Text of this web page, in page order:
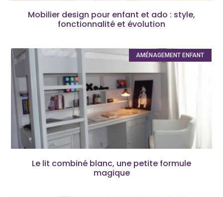
Mobilier design pour enfant et ado : style,
fonctionnalité et évolution
AMÉNAGEMENT ENFANT
Le lit combiné blanc, une petite formule
magique